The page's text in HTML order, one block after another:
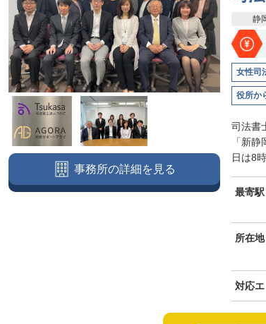
静
女性司
役所か
司法書
「新
日は8
最寄駅
所在地
対応
事務所の詳細を見る